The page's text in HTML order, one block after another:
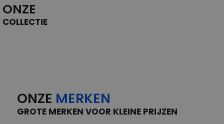
ONZE
COLLECTIE
ONZE MERKEN
GROTE MERKEN VOOR KLEINE PRIJZEN